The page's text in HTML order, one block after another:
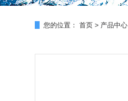
您的位置： 首页 > 产品中心